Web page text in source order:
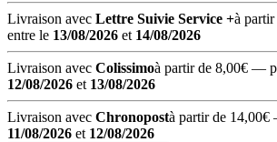
Livraison avec Lettre Suivie Service +à
entre le 13/08/2026 et 14/08/2026
Livraison avec Colissimoà partir de 8,00€ —
12/08/2026 et 13/08/2026
Livraison avec Chronopostà partir de 14,00€
11/08/2026 et 12/08/2026